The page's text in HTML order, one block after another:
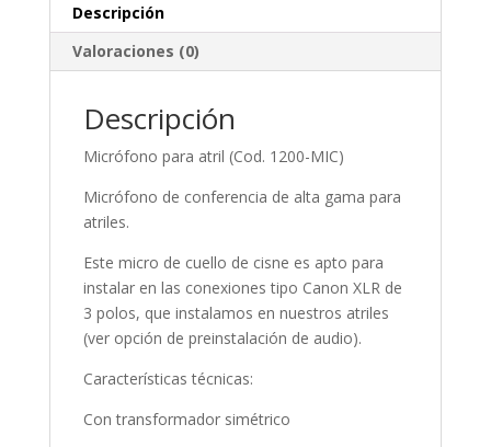
Descripción
Valoraciones (0)
Descripción
Micrófono para atril (Cod. 1200-MIC)
Micrófono de conferencia de alta gama para
atriles.
Este micro de cuello de cisne es apto para
instalar en las conexiones tipo Canon XLR de
3 polos, que instalamos en nuestros atriles
(ver opción de preinstalación de audio).
Características técnicas:
Con transformador simétrico